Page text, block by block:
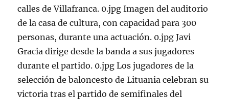
calles de Villafranca. 0.jpg Imagen del auditorio
de la casa de cultura, con capacidad para 300
personas, durante una actuación. 0.jpg Javi
Gracia dirige desde la banda a sus jugadores
durante el partido. 0.jpg Los jugadores de la
selección de baloncesto de Lituania celebran su
victoria tras el partido de semifinales del